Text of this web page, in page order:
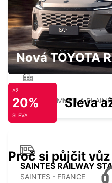
SURGERES
SURGERES - FRANCE
SAINTE GEMME LA
SAINTES RAILWAY
SAINTES - FRANCE
Nová TOYOTA
Až
20%
SLEVA
Sleva
Proč si půjčit